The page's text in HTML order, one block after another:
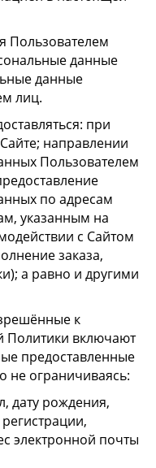
Пользователем
данные
данные
лиц.
при
направлении
Пользователем
по адресам
указанным на
с Сайтом
заказа,
а равно и другими
к
Политики включают
предоставленные
не ограничиваясь:
дату рождения,
электронной почты